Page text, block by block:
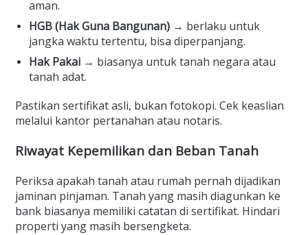
aman.
HGB (Hak Guna Bangunan) → berlaku untuk
jangka waktu tertentu, bisa diperpanjang.
Hak Pakai → biasanya untuk tanah negara atau
tanah adat.
Pastikan sertifikat asli, bukan fotokopi. Cek keaslian
melalui kantor pertanahan atau notaris.
Riwayat Kepemilikan dan Beban Tanah
Periksa apakah tanah atau rumah pernah dijadikan
jaminan pinjaman. Tanah yang masih diagunkan ke
bank biasanya memiliki catatan di sertifikat. Hindari
properti yang masih bersengketa.